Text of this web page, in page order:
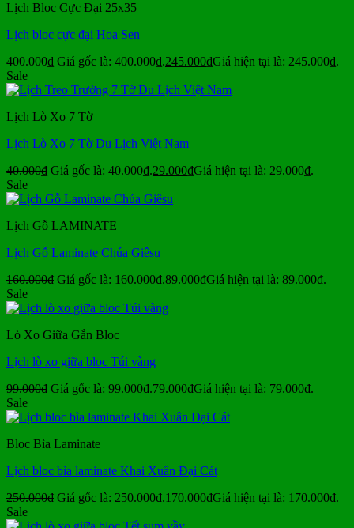
Lịch Bloc Cực Đại 25x35
Lịch bloc cực đại Hoa Sen
400.000₫ Giá gốc là: 400.000₫.245.000₫Giá hiện tại là: 245.000₫.
Sale
Lịch Lò Xo 7 Tờ
Lịch Lò Xo 7 Tờ Du Lịch Việt Nam
40.000₫ Giá gốc là: 40.000₫.29.000₫Giá hiện tại là: 29.000₫.
Sale
Lịch Gỗ LAMINATE
Lịch Gỗ Laminate Chúa Giêsu
160.000₫ Giá gốc là: 160.000₫.89.000₫Giá hiện tại là: 89.000₫.
Sale
Lò Xo Giữa Gắn Bloc
Lịch lò xo giữa bloc Túi vàng
99.000₫ Giá gốc là: 99.000₫.79.000₫Giá hiện tại là: 79.000₫.
Sale
Bloc Bìa Laminate
Lịch bloc bìa laminate Khai Xuân Đại Cát
250.000₫ Giá gốc là: 250.000₫.170.000₫Giá hiện tại là: 170.000₫.
Sale